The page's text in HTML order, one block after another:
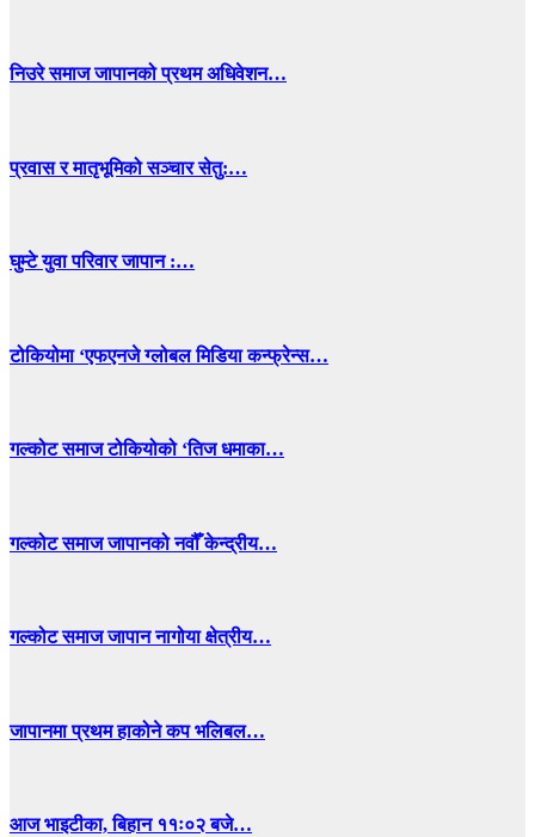
निउरे समाज जापानको प्रथम अधिवेशन…
प्रवास र मातृभूमिको सञ्चार सेतु:…
घुम्टे युवा परिवार जापान :…
टोकियोमा ‘एफएनजे ग्लोबल मिडिया कन्फ्रेन्स…
गल्कोट समाज टोकियोको ‘तिज धमाका…
गल्कोट समाज जापानको नवौँ केन्द्रीय…
गल्कोट समाज जापान नागोया क्षेत्रीय…
जापानमा प्रथम हाकोने कप भलिबल…
आज भाइटीका, बिहान ११ः०२ बजे…